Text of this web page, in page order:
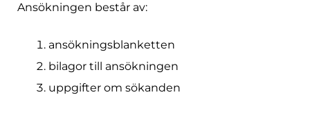
Ansökningen består av:
ansökningsblanketten
bilagor till ansökningen
uppgifter om sökanden